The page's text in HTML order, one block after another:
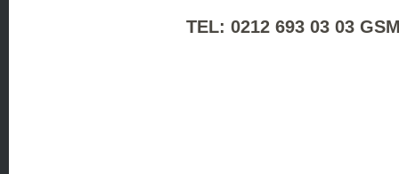
TEL: 0212 693 03 03